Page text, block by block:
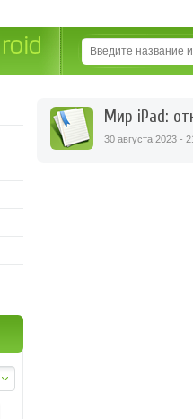
Мир iPad:
30 августа 2023 -